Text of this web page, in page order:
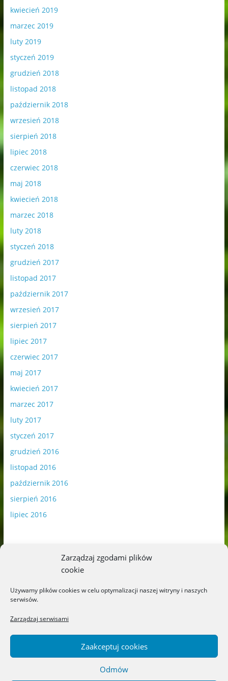
Zarządzaj zgodami plików
cookie
Używamy plików cookies w celu optymalizacji naszej witryny i naszych
serwisów.
Zarządzaj serwisami
Zaakceptuj cookies
Odmów
kwiecień 2019
marzec 2019
luty 2019
styczeń 2019
grudzień 2018
listopad 2018
październik 2018
wrzesień 2018
sierpień 2018
lipiec 2018
czerwiec 2018
maj 2018
kwiecień 2018
marzec 2018
luty 2018
styczeń 2018
grudzień 2017
listopad 2017
październik 2017
wrzesień 2017
sierpień 2017
lipiec 2017
czerwiec 2017
maj 2017
kwiecień 2017
marzec 2017
luty 2017
styczeń 2017
grudzień 2016
listopad 2016
październik 2016
sierpień 2016
lipiec 2016
Blog o książkach dla dzieci i młodzieży –